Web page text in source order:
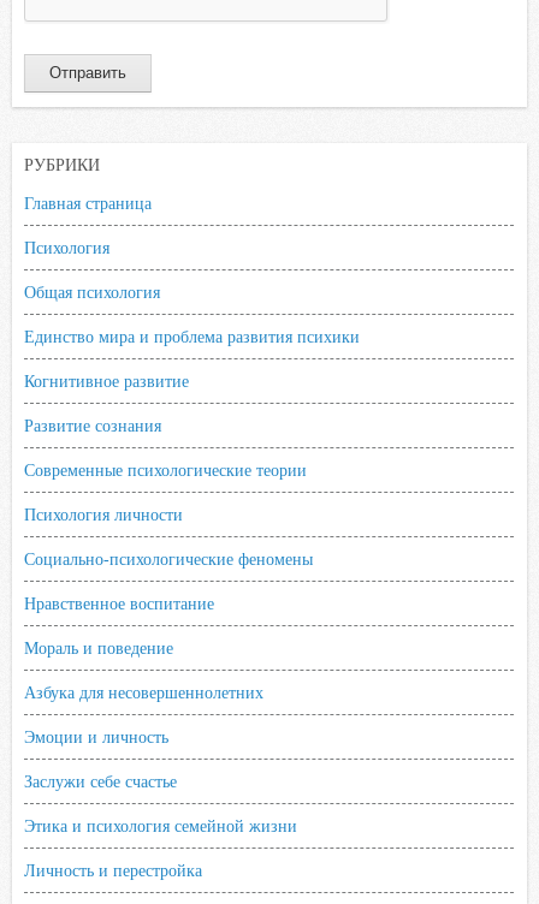
РУБРИКИ
Главная страница
Психология
Общая психология
Единство мира и проблема развития психики
Когнитивное развитие
Развитие сознания
Современные психологические теории
Психология личности
Социально-психологические феномены
Нравственное воспитание
Мораль и поведение
Азбука для несовершеннолетних
Эмоции и личность
Заслужи себе счастье
Этика и психология семейной жизни
Личность и перестройка